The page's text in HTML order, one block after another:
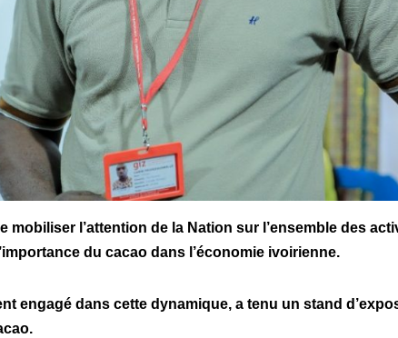
mobiliser l’attention de la Nation sur l’ensemble des
du cacao dans l’économie ivoirienne.
engagé dans cette dynamique, a tenu un stand